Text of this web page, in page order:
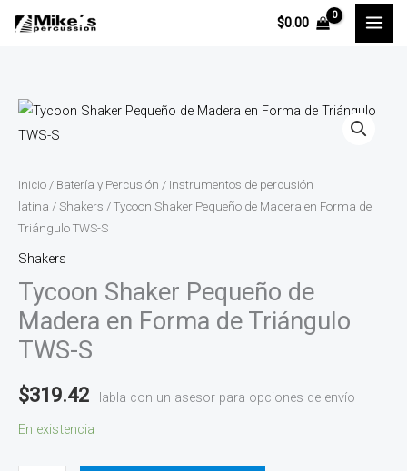
$0.00
Inicio / Batería y Percusión / Instrumentos de percusión
latina / Shakers / Tycoon Shaker Pequeño de Madera en Forma de
Triángulo TWS-S
Shakers
Tycoon Shaker Pequeño de
Madera en Forma de Triángulo
TWS-S
$319.42 Habla con un asesor para opciones de envío
En existencia
Tycoon
Shaker
de
Madera
en
Forma
de
Triángulo
TWS-
S